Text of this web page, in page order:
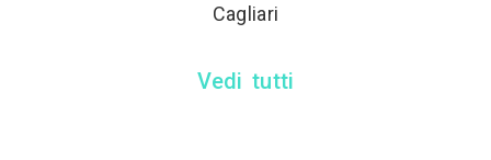
Cagliari
Vedi tutti